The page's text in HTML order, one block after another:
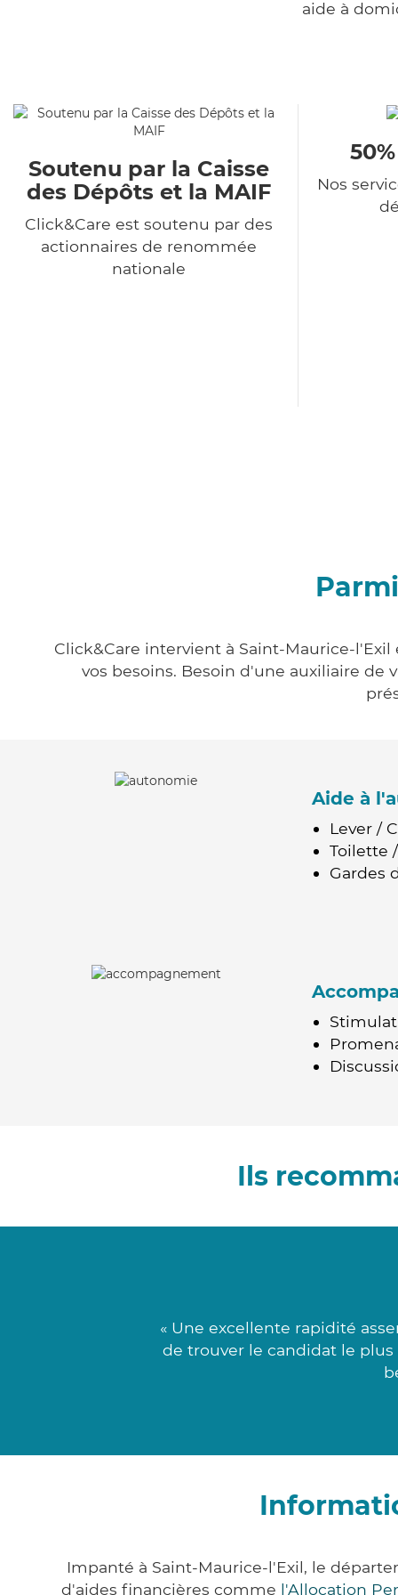
aide à
Soutenu par la Caisse
des Dépôts et la MAIF
Click&Care est soutenu par des
actionnaires de renommée
nationale
Nos
Click&Care intervient à Saint-Maurice-
vos besoins. Besoin d'une auxiliaire
Aide à
Lever /
Toilette
Gardes
Ils
« Une excellente rapidité
de trouver le candidat le
Impanté à Saint-Maurice-l'Exil, le
d'aides financières comme l'Allocation